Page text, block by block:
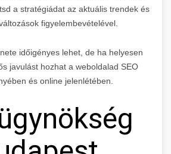
a stratégiádat az aktuális trendek és
figyelembevételével.
időigényes lehet, de ha helyesen
javulást hozhat a weboldalad SEO
és online jelenlétében.